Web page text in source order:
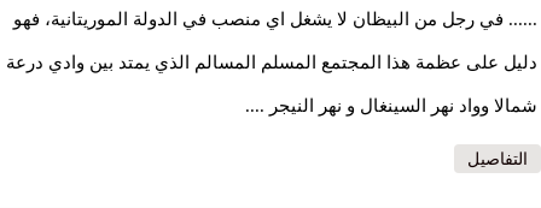
...... في رجل من البيظان لا يشغل اي منصب في الدولة الموريتانية، فهو
دليل على عظمة هذا المجتمع المسلم المسالم الذي يمتد بين وادي درعة
شمالا وواد نهر السينغال و نهر النيجر ....
التفاصيل